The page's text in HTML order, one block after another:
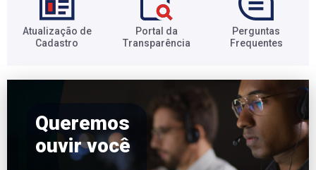
Atualização de
Cadastro​
Portal da
Transparência​
Perguntas
Frequentes​
Queremos
ouvir você